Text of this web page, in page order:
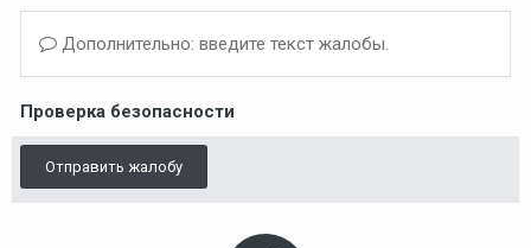
Дополнительно: введите текст жалобы.
Проверка безопасности
Отправить жалобу